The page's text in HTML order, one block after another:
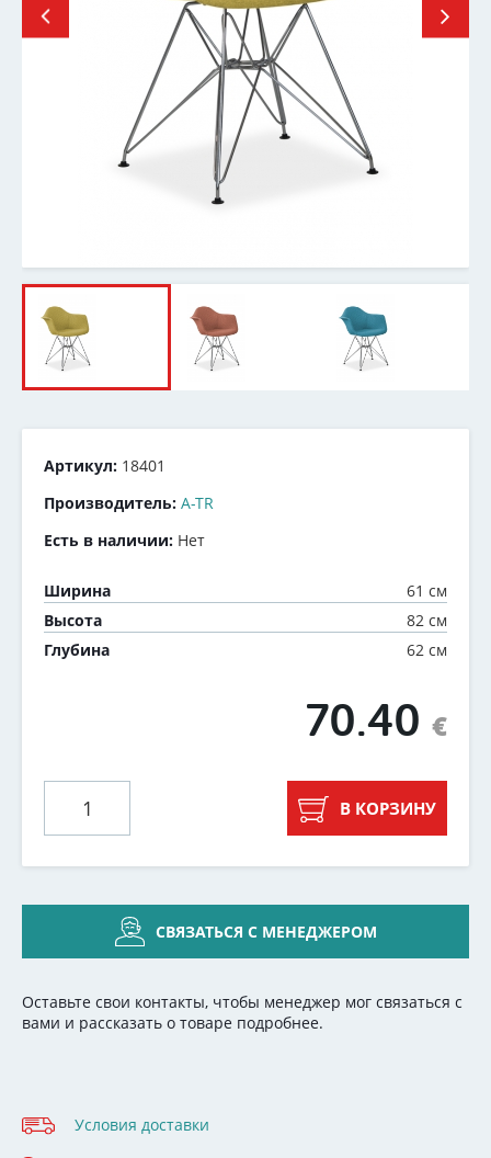
Артикул: 18401
Производитель: A-TR
Есть в наличии: Нет
Ширина
61 см
Высота
82 см
Глубина
62 см
70.40 €
В КОРЗИНУ
СВЯЗАТЬСЯ С МЕНЕДЖЕРОМ
Оставьте свои контакты, чтобы менеджер мог связаться с
вами и рассказать о товаре подробнее.
Условия доставки